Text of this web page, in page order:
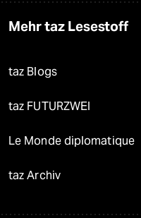
Mehr taz Lesestoff
taz Blogs
taz FUTURZWEI
Le Monde diplomatique
taz Archiv